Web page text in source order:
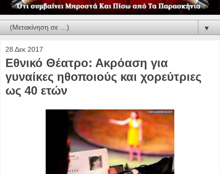
▼
28 Δεκ 2017
Εθνικό Θέατρο: Ακρόαση για
γυναίκες ηθοποιούς και χορεύτριες
ως 40 ετών